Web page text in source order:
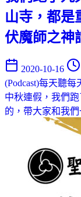
山寺，都是
伏魔師之神
2020-10-16
(Podcast)每天聽每
中秋連假，我們
的，帶大家和我